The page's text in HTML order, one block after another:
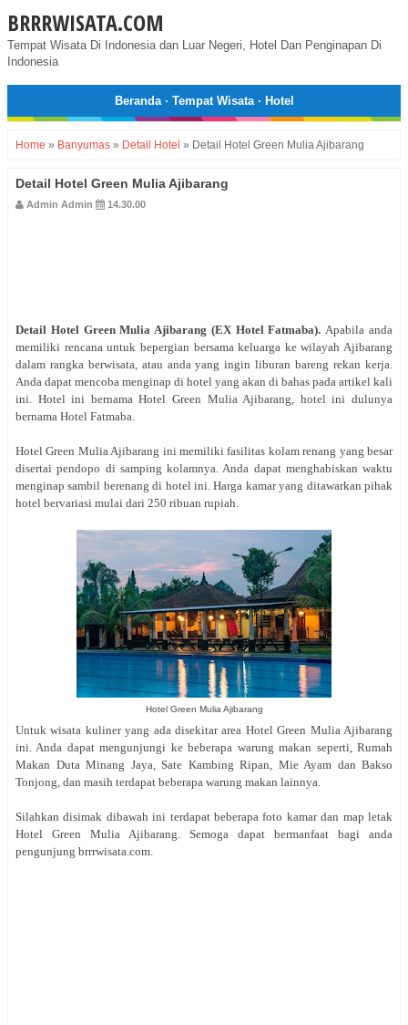
BRRRWISATA.COM
Tempat Wisata Di Indonesia dan Luar Negeri, Hotel Dan Penginapan Di
Indonesia
Beranda· Tempat Wisata· Hotel
Home » Banyumas » Detail Hotel » Detail Hotel Green Mulia Ajibarang
Detail Hotel Green Mulia Ajibarang
Admin Admin 14.30.00
Detail Hotel Green Mulia Ajibarang (EX Hotel Fatmaba).Apabila anda
memiliki rencana untuk bepergian bersama keluarga ke wilayah Ajibarang
dalam rangka berwisata, atau anda yang ingin liburan bareng rekan kerja.
Anda dapat mencoba menginap di hotel yang akan di bahas pada artikel kali
ini. Hotel ini bernama Hotel Green Mulia Ajibarang, hotel ini dulunya
bernama Hotel Fatmaba.
Hotel Green Mulia Ajibarang ini memiliki fasilitas kolam renang yang besar
disertai pendopo di samping kolamnya. Anda dapat menghabiskan waktu
menginap sambil berenang di hotel ini. Harga kamar yang ditawarkan pihak
hotel bervariasi mulai dari 250 ribuan rupiah.
Hotel Green Mulia Ajibarang
Untuk wisata kuliner yang ada disekitar area Hotel Green Mulia Ajibarang
ini. Anda dapat mengunjungi ke beberapa warung makan seperti, Rumah
Makan Duta Minang Jaya, Sate Kambing Ripan, Mie Ayam dan Bakso
Tonjong, dan masih terdapat beberapa warung makan lainnya.
Silahkan disimak dibawah ini terdapat beberapa foto kamar dan map letak
Hotel Green Mulia Ajibarang. Semoga dapat bermanfaat bagi anda
pengunjung brrrwisata.com.